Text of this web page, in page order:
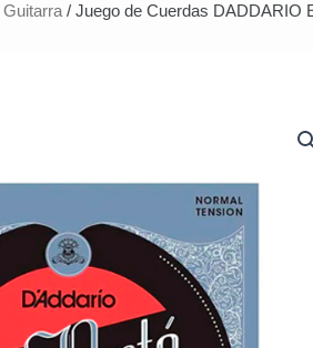
/ Juego de Cuerdas DADDARIO